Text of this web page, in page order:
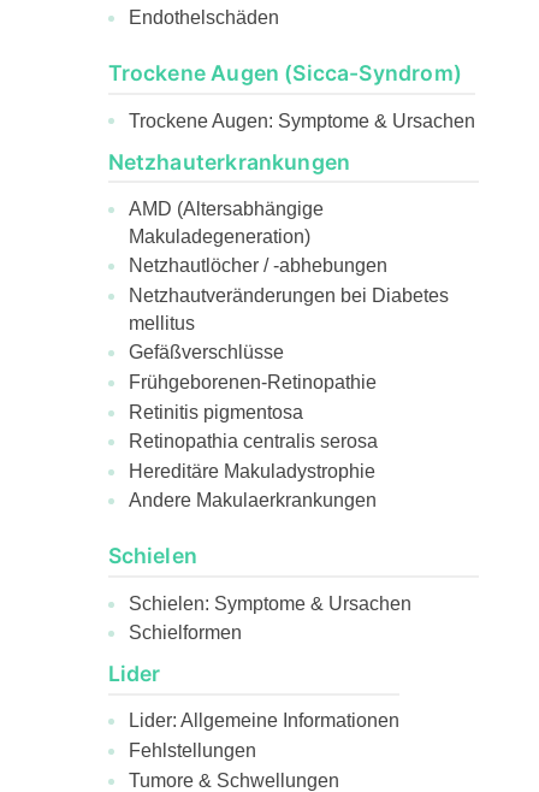
Endothelschäden
Trockene Augen (Sicca-Syndrom)
Trockene Augen: Symptome & Ursachen
Netzhauterkrankungen
AMD (Altersabhängige
Makuladegeneration)
Netzhautlöcher / -abhebungen
Netzhautveränderungen bei Diabetes
mellitus
Gefäßverschlüsse
Frühgeborenen-Retinopathie
Retinitis pigmentosa
Retinopathia centralis serosa
Hereditäre Makuladystrophie
Andere Makulaerkrankungen
Schielen
Schielen: Symptome & Ursachen
Schielformen
Lider
Lider: Allgemeine Informationen
Fehlstellungen
Tumore & Schwellungen